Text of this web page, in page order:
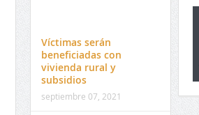
Víctimas serán
beneficiadas con
vivienda rural y
subsidios
septiembre 07, 2021
El 17 de enero vence plazo de
venta de pines para matrícula en
preuniversitario de la UPC